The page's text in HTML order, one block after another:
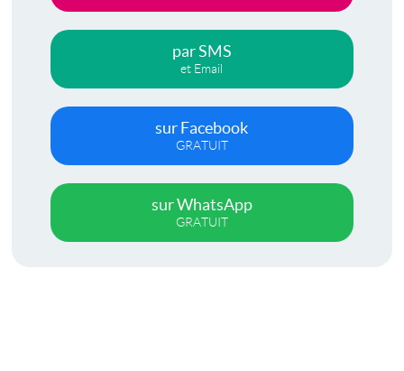
par SMS
et Email
sur Facebook
GRATUIT
sur WhatsApp
GRATUIT